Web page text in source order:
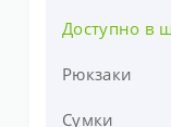
Доступно в
Рюкзаки
Рюкзаки
Сумки